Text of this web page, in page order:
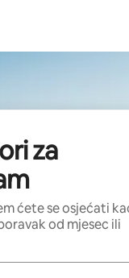
za
ćete se osjećati
od mjesec ili